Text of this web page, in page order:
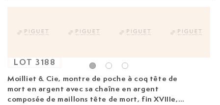
Moilliet & Cie, montre de poche à coq tête de
mort en argent avec sa chaîne en argent
composée de maillons tête de mort, fin XVIIIe,
LOT 3188